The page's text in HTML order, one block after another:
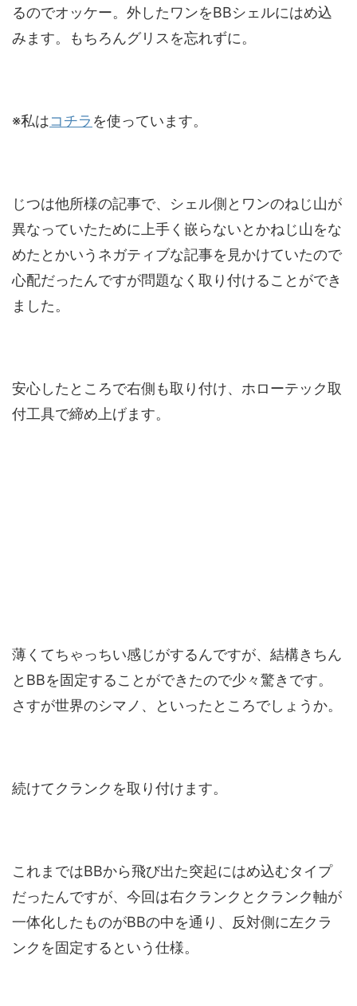
るのでオッケー。外したワンをBBシェルにはめ込
みます。もちろんグリスを忘れずに。
※私はコチラ を使っています。
じつは他所様の記事で、シェル側とワンのねじ山が
異なっていたために上手く嵌らないとかねじ山をな
めたとかいうネガティブな記事を見かけていたので
心配だったんですが問題なく取り付けることができ
ました。
安心したところで右側も取り付け、ホローテック取
付工具で締め上げます。
薄くてちゃっちい感じがするんですが、結構きちん
とBBを固定することができたので少々驚きです。
さすが世界のシマノ、といったところでしょうか。
続けてクランクを取り付けます。
これまではBBから飛び出た突起にはめ込むタイプ
だったんですが、今回は右クランクとクランク軸が
一体化したものがBBの中を通り、反対側に左クラ
ンクを固定するという仕様。